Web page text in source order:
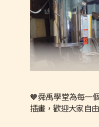
🧡舜禹學堂為每一
插畫，歡迎大家自